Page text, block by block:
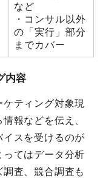
など
・コンサル以外
の「実行」部分
までカバー
内容
ティング対象現
報などを伝え、
スを受けるのが
てはデータ分析
査、競合調査も